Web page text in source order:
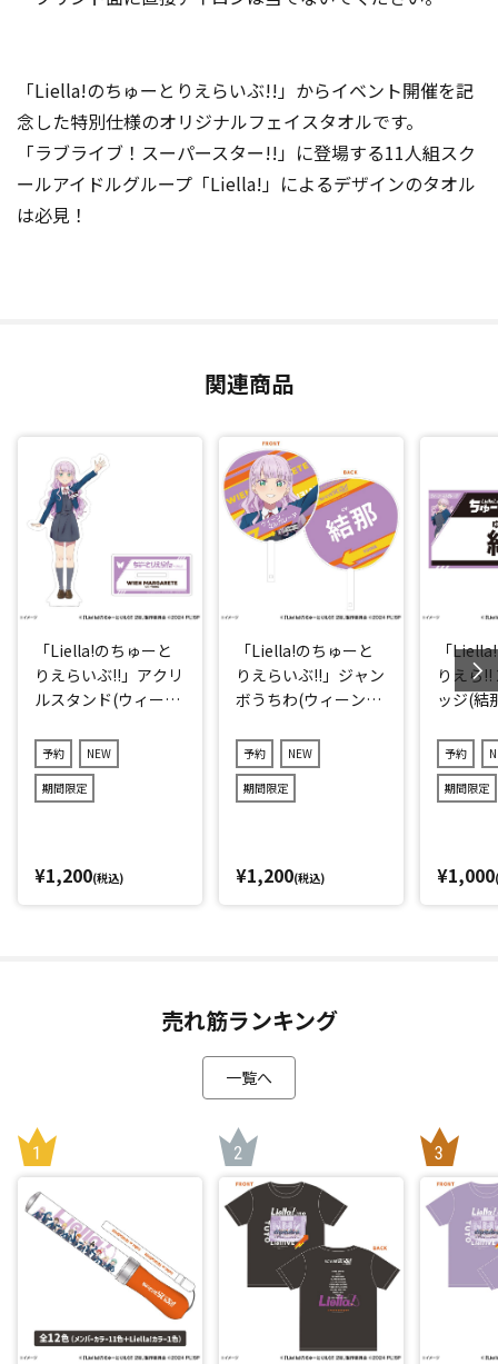
「Liella!のちゅーとりえらいぶ!!」からイベント開催を記
念した特別仕様のオリジナルフェイスタオルです。
「ラブライブ！スーパースター!!」に登場する11人組スク
ールアイドルグループ「Liella!」によるデザインのタオル
は必見！
関連商品
「Liella!のちゅーと
りえらいぶ!!」アクリ
ルスタンド(ウィー
予約 NEW
期間限定
¥1,200(税込)
「Liella!のちゅーと
りえらいぶ!!」ジャン
ボうちわ(ウィーン・
予約 NEW
期間限定
¥1,200(税込)
「
りえら
ッジ(結
予約
期間限定
¥1,000
売れ筋ランキング
一覧へ